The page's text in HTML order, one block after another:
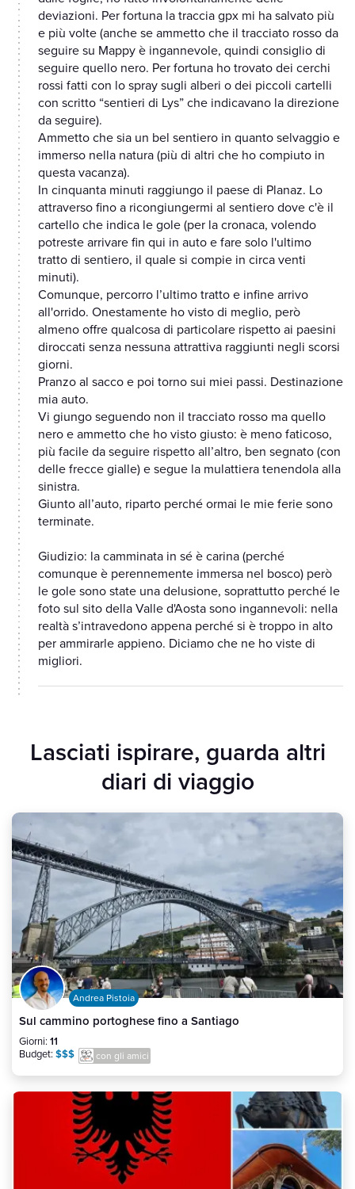
deviazioni. Per fortuna la traccia gpx mi ha salvato più
e più volte (anche se ammetto che il tracciato rosso da
seguire su Mappy è ingannevole, quindi consiglio di
seguire quello nero. Per fortuna ho trovato dei cerchi
rossi fatti con lo spray sugli alberi o dei piccoli cartelli
con scritto “sentieri di Lys” che indicavano la direzione
da seguire).
Ammetto che sia un bel sentiero in quanto selvaggio e
immerso nella natura (più di altri che ho compiuto in
questa vacanza).
In cinquanta minuti raggiungo il paese di Planaz. Lo
attraverso fino a ricongiungermi al sentiero dove c'è il
cartello che indica le gole (per la cronaca, volendo
potreste arrivare fin qui in auto e fare solo l'ultimo
tratto di sentiero, il quale si compie in circa venti
minuti).
Comunque, percorro l’ultimo tratto e infine arrivo
all'orrido. Onestamente ho visto di meglio, però
almeno offre qualcosa di particolare rispetto ai paesini
diroccati senza nessuna attrattiva raggiunti negli scorsi
giorni.
Pranzo al sacco e poi torno sui miei passi. Destinazione
mia auto.
Vi giungo seguendo non il tracciato rosso ma quello
nero e ammetto che ho visto giusto: è meno faticoso,
più facile da seguire rispetto all’altro, ben segnato (con
delle frecce gialle) e segue la mulattiera tenendola alla
sinistra.
Giunto all’auto, riparto perché ormai le mie ferie sono
terminate.
Giudizio: la camminata in sé è carina (perché
comunque è perennemente immersa nel bosco) però
le gole sono state una delusione, soprattutto perché le
foto sul sito della Valle d'Aosta sono ingannevoli: nella
realtà s’intravedono appena perché si è troppo in alto
per ammirarle appieno. Diciamo che ne ho viste di
migliori.
Lasciati ispirare, guarda altri
diari di viaggio
Andrea Pistoia
Sul cammino portoghese fino a Santiago
Giorni: 11
Budget: $$$ con gli amici